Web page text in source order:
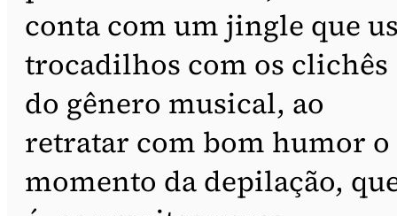
conta com um jingle que
trocadilhos com os clichês
do gênero musical, ao
retratar com bom humor o
momento da depilação,